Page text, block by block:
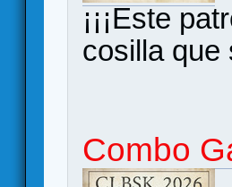
¡¡¡Este
cosilla que
Combo